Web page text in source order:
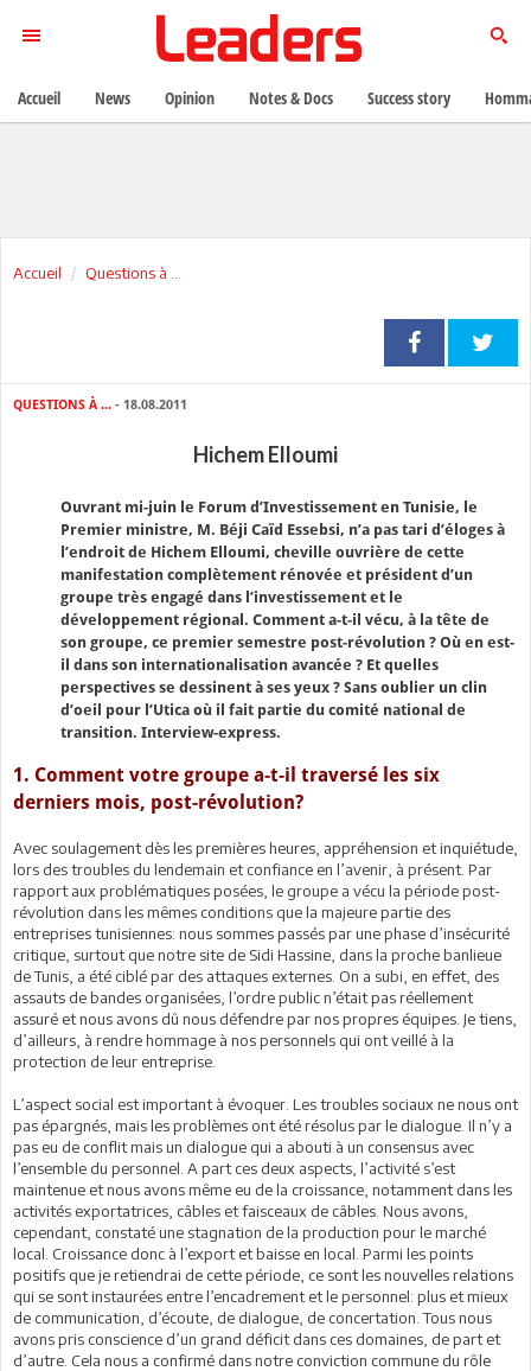
Accueil Questions à ...
QUESTIONS À ... - 18.08.2011
Hichem Elloumi
Ouvrant mi-juin le Forum d’Investissement en Tunisie, le
Premier ministre, M. Béji Caïd Essebsi, n’a pas tari d’éloges à
l’endroit de Hichem Elloumi, cheville ouvrière de cette
manifestation complètement rénovée et président d’un
groupe très engagé dans l’investissement et le
développement régional. Comment a-t-il vécu, à la tête de
son groupe, ce premier semestre post-révolution ? Où en est-
il dans son internationalisation avancée ? Et quelles
perspectives se dessinent à ses yeux ? Sans oublier un clin
d’oeil pour l’Utica où il fait partie du comité national de
transition. Interview-express.
1. Comment votre groupe a-t-il traversé les six
derniers mois, post-révolution?
Avec soulagement dès les premières heures, appréhension et inquiétude,
lors des troubles du lendemain et confiance en l’avenir, à présent. Par
rapport aux problématiques posées, le groupe a vécu la période post-
révolution dans les mêmes conditions que la majeure partie des
entreprises tunisiennes: nous sommes passés par une phase d’insécurité
critique, surtout que notre site de Sidi Hassine, dans la proche banlieue
de Tunis, a été ciblé par des attaques externes. On a subi, en effet, des
assauts de bandes organisées, l’ordre public n’était pas réellement
assuré et nous avons dû nous défendre par nos propres équipes. Je tiens,
d’ailleurs, à rendre hommage à nos personnels qui ont veillé à la
protection de leur entreprise.
L’aspect social est important à évoquer. Les troubles sociaux ne nous ont
pas épargnés, mais les problèmes ont été résolus par le dialogue. Il n’y a
pas eu de conflit mais un dialogue qui a abouti à un consensus avec
l’ensemble du personnel. A part ces deux aspects, l’activité s’est
maintenue et nous avons même eu de la croissance, notamment dans les
activités exportatrices, câbles et faisceaux de câbles. Nous avons,
cependant, constaté une stagnation de la production pour le marché
local. Croissance donc à l’export et baisse en local. Parmi les points
positifs que je retiendrai de cette période, ce sont les nouvelles relations
qui se sont instaurées entre l’encadrement et le personnel: plus et mieux
de communication, d’écoute, de dialogue, de concertation. Tous nous
avons pris conscience d’un grand déficit dans ces domaines, de part et
d’autre. Cela nous a confirmé dans notre conviction commune du rôle
Accueil News Opinion Notes & Docs Success story